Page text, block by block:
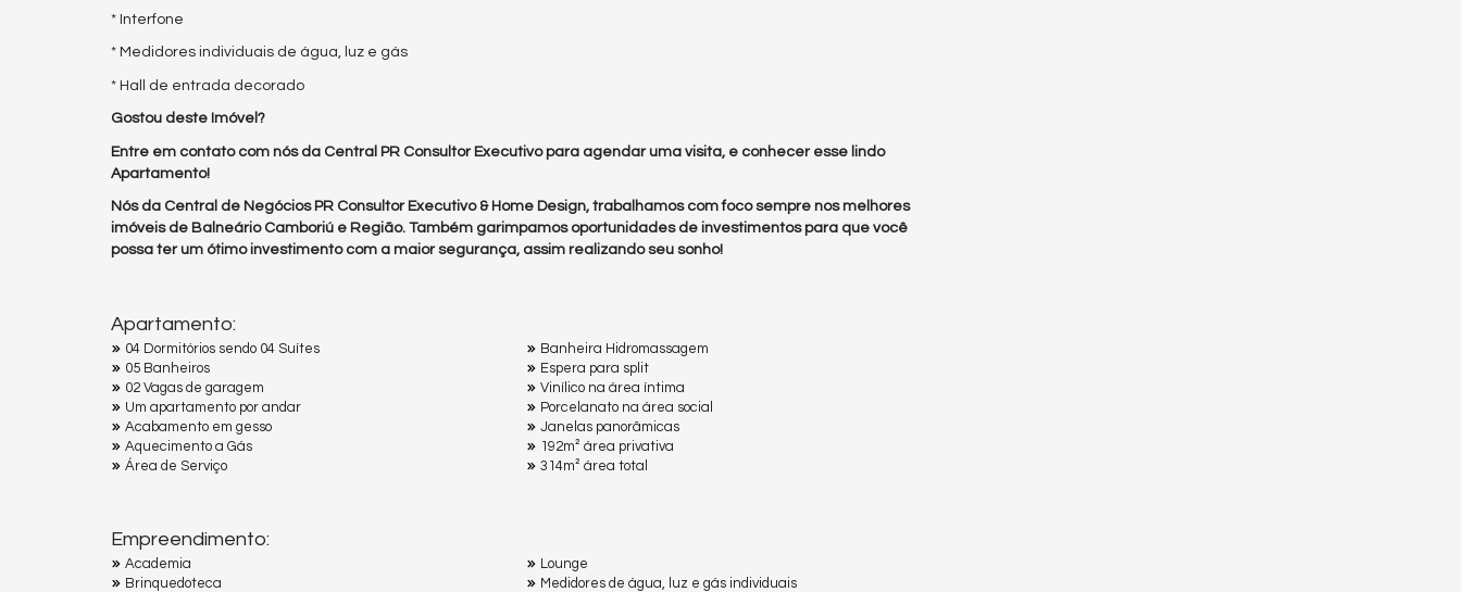
* Interfone
* Medidores individuais de água, luz e gás
* Hall de entrada decorado
Gostou deste Imóvel?
Entre em contato com nós da Central PR Consultor Executivo para agendar uma visita, e conhecer esse lindo
Apartamento!
Nós da Central de Negócios PR Consultor Executivo & Home Design, trabalhamos com foco sempre nos melhores
imóveis de Balneário Camboriú e Região. Também garimpamos oportunidades de investimentos para que você
possa ter um ótimo investimento com a maior segurança, assim realizando seu sonho!
Apartamento:
04 Dormitórios sendo 04 Suítes
05 Banheiros
02 Vagas de garagem
Um apartamento por andar
Acabamento em gesso
Aquecimento a Gás
Área de Serviço
Banheira Hidromassagem
Espera para split
Vinílico na área íntima
Porcelanato na área social
Janelas panorâmicas
192m² área privativa
314m² área total
Empreendimento:
Academia
Brinquedoteca
Lounge
Medidores de água, luz e gás individuais